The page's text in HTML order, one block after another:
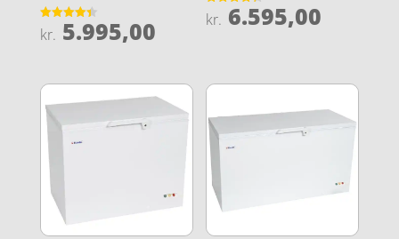
Vurderet
4.4
kr. 5.995,00
Vurderet
4.3
kr. 6.595,00